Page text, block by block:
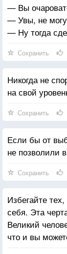
— Вы
— Увы, не могу
— Ну тогда
Сохранить
Никогда не
на свой
Сохранить
Если бы от
не позволили
Сохранить
Избегайте
себя. Эта
Великий
что и вы